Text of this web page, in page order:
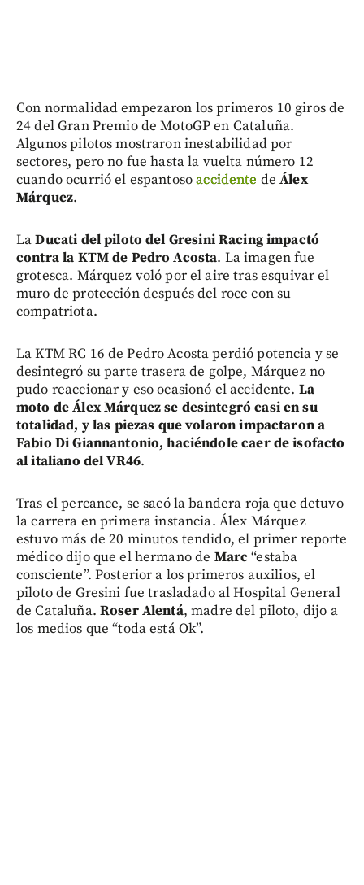
Con normalidad empezaron los primeros 10 giros de
24 del Gran Premio de MotoGP en Cataluña.
Algunos pilotos mostraron inestabilidad por
sectores, pero no fue hasta la vuelta número 12
cuando ocurrió el espantosoaccidente deÁlex
Márquez.
LaDucati del piloto del Gresini Racing impactó
contra la KTM de Pedro Acosta. La imagen fue
grotesca. Márquez voló por el aire tras esquivar el
muro de protección después del roce con su
compatriota.
La KTM RC 16 de Pedro Acosta perdió potencia y se
desintegró su parte trasera de golpe, Márquez no
pudo reaccionar y eso ocasionó el accidente. La
moto de Álex Márquez se desintegró casi en su
totalidad, y las piezas que volaron impactaron a
Fabio Di Giannantonio, haciéndole caer de isofacto
al italiano del VR46.
Tras el percance, se sacó la bandera roja que detuvo
la carrera en primera instancia. Álex Márquez
estuvo más de 20 minutos tendido, el primer reporte
médico dijo que el hermano de Marc“estaba
consciente”. Posterior a los primeros auxilios, el
piloto de Gresini fue trasladado al Hospital General
de Cataluña. Roser Alentá, madre del piloto, dijo a
los medios que “toda está Ok”.